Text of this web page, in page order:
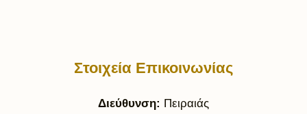
Στοιχεία Επικοινωνίας
Διεύθυνση: Πειραιάς